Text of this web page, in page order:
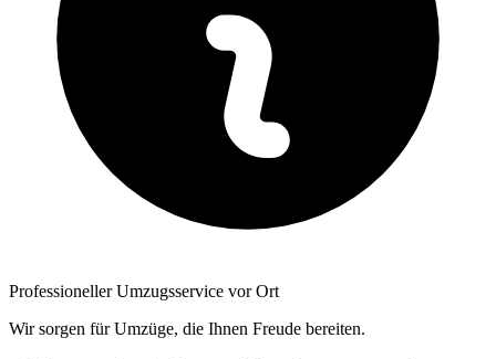
Professioneller Umzugsservice vor Ort
Wir sorgen für Umzüge, die Ihnen Freude bereiten.